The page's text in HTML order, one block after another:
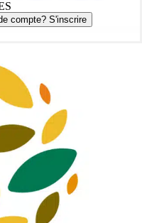
compte? S'inscrire